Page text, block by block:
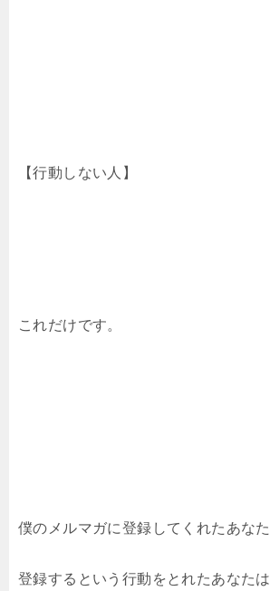
【行動しない人】
これだけです。
僕のメルマガに登録してくれたあなた
登録するという行動をとれたあなたは